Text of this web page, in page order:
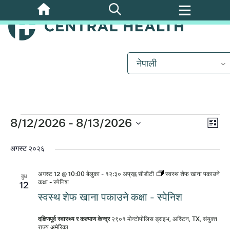
सामग्रीमा
जानुहोस्
नेपाली
घटनाहरू
दृश्य
सूची
8/12/2026 - 8/13/2026
चयन
अगस्ट २०२६
बुध
12
स्वस्थ शेफ खाना पकाउने कक्षा - स्पेनिश
अगस्ट 12 @ 10:00 बेलुका- १२:३० अप्रह्न सीडीटी
स्वस्थ शेफ खाना पकाउने
कक्षा - स्पेनिश
दक्षिणपूर्व स्वास्थ्य र कल्याण केन्द्र२९०१ मोन्टोपोलिस ड्राइभ, अस्टिन, TX, संयुक्त
राज्य अमेरिका